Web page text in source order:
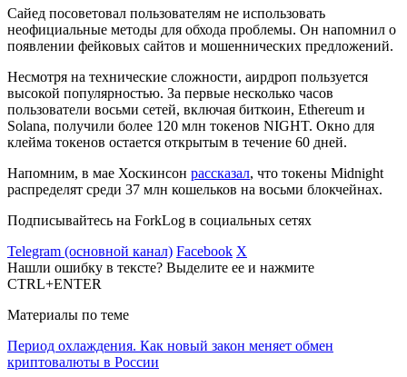
Сайед посоветовал пользователям не использовать
неофициальные методы для обхода проблемы. Он напомнил о
появлении фейковых сайтов и мошеннических предложений.
Несмотря на технические сложности, аирдроп пользуется
высокой популярностью. За первые несколько часов
пользователи восьми сетей, включая биткоин, Ethereum и
Solana, получили более 120 млн токенов NIGHT. Окно для
клейма токенов остается открытым в течение 60 дней.
Напомним, в мае Хоскинсон рассказал, что токены Midnight
распределят среди 37 млн кошельков на восьми блокчейнах.
Подписывайтесь на ForkLog в социальных сетях
Telegram (основной канал) Facebook X
Нашли ошибку в тексте? Выделите ее и нажмите
CTRL+ENTER
Материалы по теме
Период охлаждения. Как новый закон меняет обмен
криптовалюты в России